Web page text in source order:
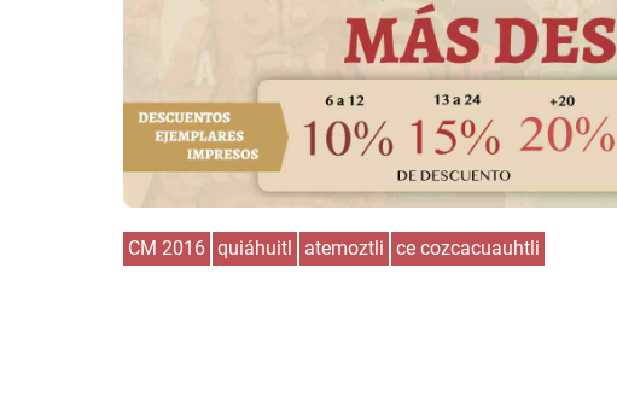
CM 2016 quiáhuitl atemoztli ce cozcacuauhtli